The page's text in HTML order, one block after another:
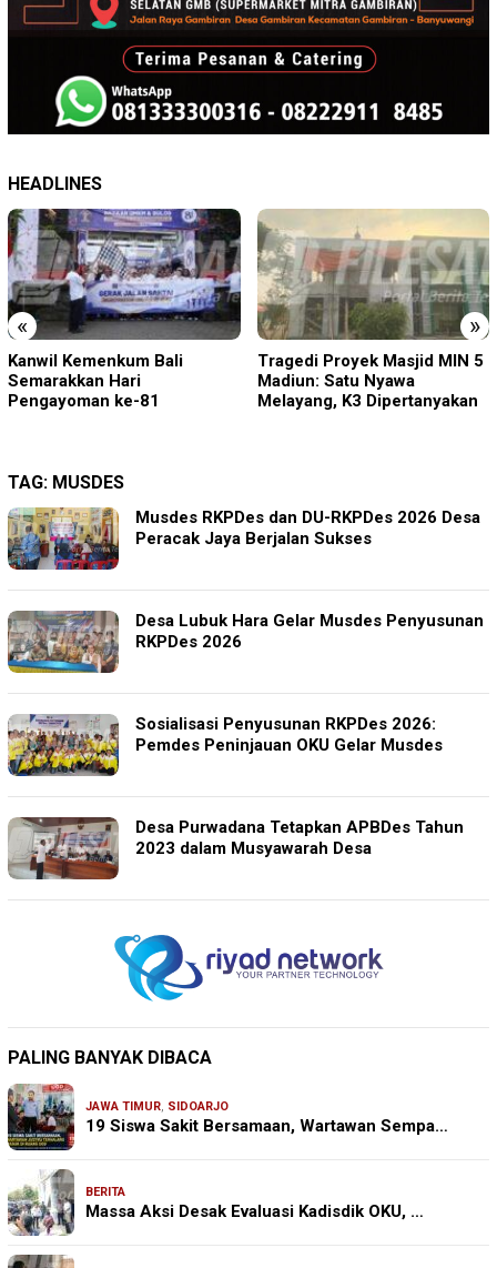
HEADLINES
« »
Tragedi Proyek Masjid MIN 5
Madiun: Satu Nyawa
Melayang, K3 Dipertanyakan
KA BIAS Terhenti, Lima KA
Ikut Terdampak, KAI Daop 7
Gerak Cepat Pulihkan
TAG: MUSDES
Musdes RKPDes dan DU-RKPDes 2026 Desa
Peracak Jaya Berjalan Sukses
Desa Lubuk Hara Gelar Musdes Penyusunan
RKPDes 2026
Sosialisasi Penyusunan RKPDes 2026:
Pemdes Peninjauan OKU Gelar Musdes
Desa Purwadana Tetapkan APBDes Tahun
2023 dalam Musyawarah Desa
PALING BANYAK DIBACA
JAWA TIMUR, SIDOARJO
19 Siswa Sakit Bersamaan, Wartawan Sempa…
BERITA
Massa Aksi Desak Evaluasi Kadisdik OKU, …